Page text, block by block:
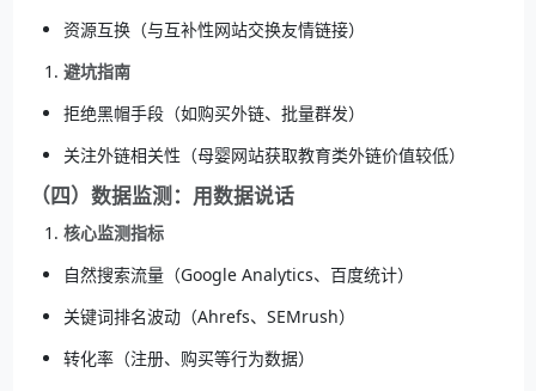
资源互换（与互补性网站交换友情链接）
避坑指南
拒绝黑帽手段（如购买外链、批量群发）
关注外链相关性（母婴网站获取教育类外链价值较低）
（四）数据监测：用数据说话
核心监测指标
自然搜索流量（Google Analytics、百度统计）
关键词排名波动（Ahrefs、SEMrush）
转化率（注册、购买等行为数据）